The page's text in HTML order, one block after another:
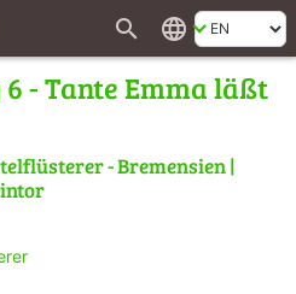
search language
- Tante Emma läßt
- Bremensien |